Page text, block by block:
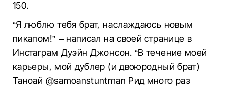
150.
“Я люблю тебя брат, наслаждаюсь новым
пикапом!” – написал на своей странице в
Инстаграм Дуэйн Джонсон. “В течение моей
карьеры, мой дублер (и двоюродный брат)
Таноай @samoanstuntman Рид много раз